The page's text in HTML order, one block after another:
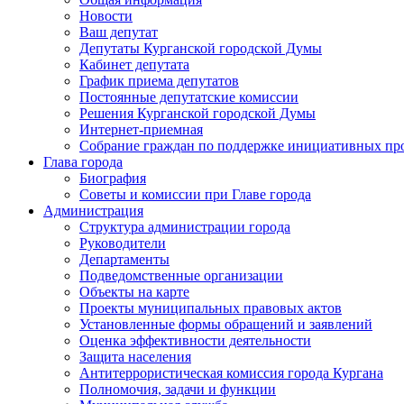
Новости
Ваш депутат
Депутаты Курганской городской Думы
Кабинет депутата
График приема депутатов
Постоянные депутатские комиссии
Решения Курганской городской Думы
Интернет-приемная
Собрание граждан по поддержке инициативных
Глава города
Биография
Советы и комиссии при Главе города
Администрация
Структура администрации города
Руководители
Департаменты
Подведомственные организации
Объекты на карте
Проекты муниципальных правовых актов
Установленные формы обращений и заявлений
Оценка эффективности деятельности
Защита населения
Антитеррористическая комиссия города Кургана
Полномочия, задачи и функции